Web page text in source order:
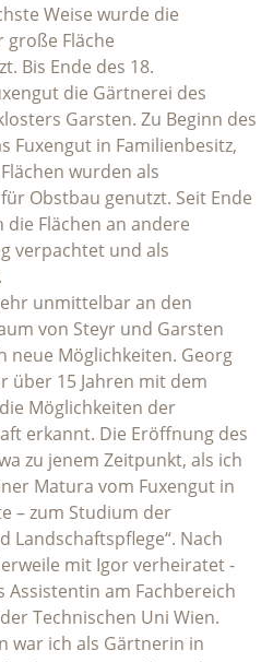
Weise wurde die
große Fläche
Bis Ende des 18.
die Gärtnerei des
Garsten. Zu Beginn des
Fuxengut in Familienbesitz,
wurden als
Obstbau genutzt. Seit Ende
die Flächen an andere
verpachtet und als
unmittelbar an den
von Steyr und Garsten
neue Möglichkeiten. Georg
über 15 Jahren mit dem
Möglichkeiten der
erkannt. Die Eröffnung des
zu jenem Zeitpunkt, als ich
Matura vom Fuxengut in
– zum Studium der
Landschaftspflege“. Nach
mit Igor verheiratet -
Assistentin am Fachbereich
Technischen Uni Wien.
war ich als Gärtnerin in